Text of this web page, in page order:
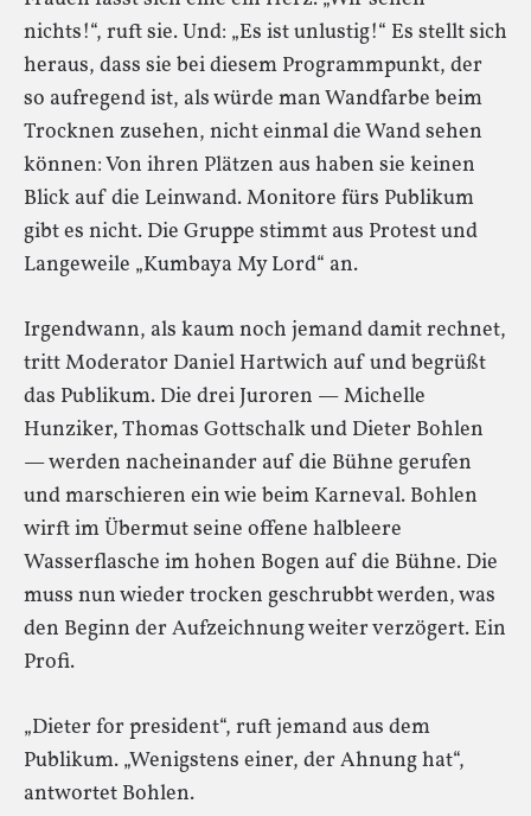
nichts!“, ruft sie. Und: „Es ist unlustig!“ Es stellt sich
heraus, dass sie bei diesem Programmpunkt, der
so aufregend ist, als würde man Wandfarbe beim
Trocknen zusehen, nicht einmal die Wand sehen
können: Von ihren Plätzen aus haben sie keinen
Blick auf die Leinwand. Monitore fürs Publikum
gibt es nicht. Die Gruppe stimmt aus Protest und
Langeweile „Kumbaya My Lord“ an.
Irgendwann, als kaum noch jemand damit rechnet,
tritt Moderator Daniel Hartwich auf und begrüßt
das Publikum. Die drei Juroren — Michelle
Hunziker, Thomas Gottschalk und Dieter Bohlen
— werden nacheinander auf die Bühne gerufen
und marschieren ein wie beim Karneval. Bohlen
wirft im Übermut seine offene halbleere
Wasserflasche im hohen Bogen auf die Bühne. Die
muss nun wieder trocken geschrubbt werden, was
den Beginn der Aufzeichnung weiter verzögert. Ein
Profi.
„Dieter for president“, ruft jemand aus dem
Publikum. „Wenigstens einer, der Ahnung hat“,
antwortet Bohlen.